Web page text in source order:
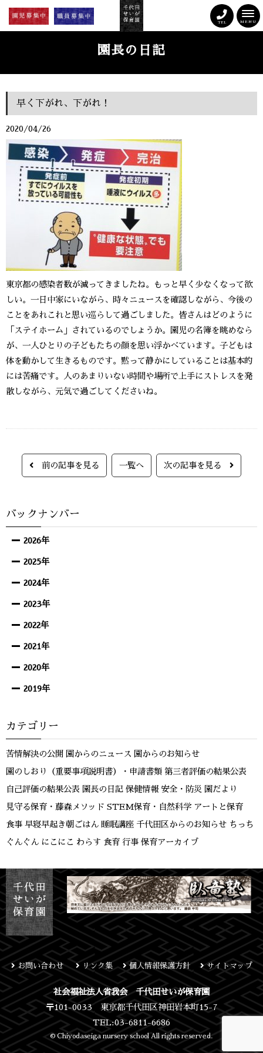
MENU
TEL
園長の日記
早く下がれ、下がれ！
2020/04/26
東京都の感染者数が減ってきましたね。もっと早く少なくなって欲
しい。一日中家にいながら、時々ニュースを確認しながら、今後の
ことをあれこれと思い巡らして過ごしました。皆さんはどのように
「ステイホーム」されているのでしょうか。園児の名簿を眺めなら
が、一人ひとりの子どもたちの顔を思い浮かべています。子どもは
体を動かして生きるものです。黙って静かにしていることは基本的
には苦痛です。人のあまりいない時間や場所で上手にストレスを発
散しながら、元気で過ごしてくださいね。
前の記事を見る 一覧へ 次の記事を見る
バックナンバー
2026年
2025年
2024年
2023年
2022年
2021年
2020年
2019年
カテゴリー
苦情解決の公開 園からのニュース 園からのお知らせ
園のしおり（重要事項説明書）・申請書類 第三者評価の結果公表
自己評価の結果公表 園長の日記 保健情報 安全・防災 園だより
見守る保育・藤森メソッド STEM保育・自然科学 アートと保育
食事 早寝早起き朝ごはん 睡眠講座 千代田区からのお知らせ ちっち
ぐんぐん にこにこ わらす 食育 行事 保育アーカイブ
お問い合わせ リンク集 個人情報保護方針 サイトマップ
社会福祉法人省我会 千代田せいが保育園
〒101-0033 東京都千代田区神田岩本町15-7
TEL:03-6811-6686
© Chiyodaseiga nursery school All rights reserved.